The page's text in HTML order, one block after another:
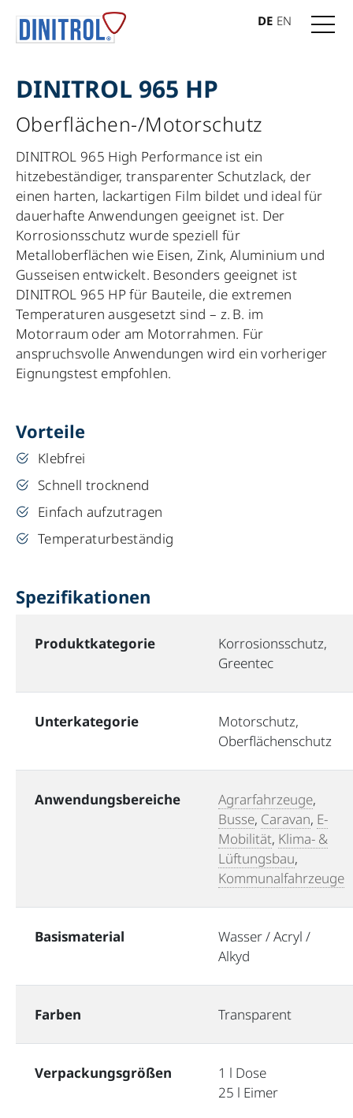
DE EN
DINITROL 965 HP
Oberflächen-/Motorschutz
DINITROL 965 High Performance ist ein
hitzebeständiger, transparenter Schutzlack, der
einen harten, lackartigen Film bildet und ideal für
dauerhafte Anwendungen geeignet ist. Der
Korrosionsschutz wurde speziell für
Metalloberflächen wie Eisen, Zink, Aluminium und
Gusseisen entwickelt. Besonders geeignet ist
DINITROL 965 HP für Bauteile, die extremen
Temperaturen ausgesetzt sind – z. B. im
Motorraum oder am Motorrahmen. Für
anspruchsvolle Anwendungen wird ein vorheriger
Eignungstest empfohlen.
Vorteile
Klebfrei
Schnell trocknend
Einfach aufzutragen
Temperaturbeständig
Spezifikationen
Produktkategorie
Korrosionsschutz,
Greentec
Unterkategorie
Motorschutz,
Oberflächenschutz
Anwendungsbereiche Agrarfahrzeuge,
Busse, Caravan, E-
Mobilität, Klima- &
Lüftungsbau,
Kommunalfahrzeuge
Basismaterial
Wasser / Acryl /
Alkyd
Farben Transparent
Verpackungsgrößen
1 l Dose
25 l Eimer